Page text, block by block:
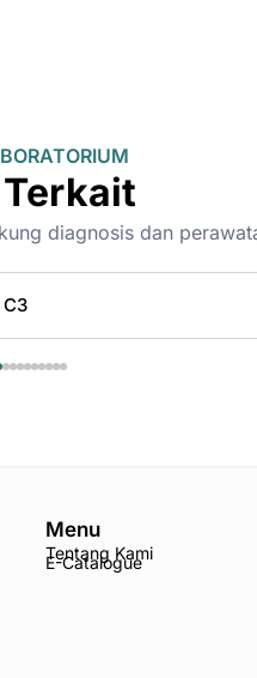
diagnosis dan
Menu
Tentang Kami
E-Catalogue